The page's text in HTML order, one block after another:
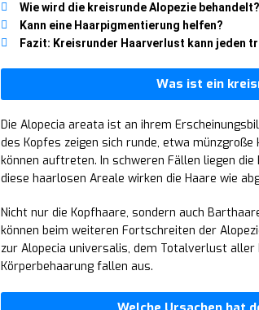
Wie wird die kreisrunde Alopezie behandelt?
Kann eine Haarpigmentierung helfen?
Fazit: Kreisrunder Haarverlust kann jeden
Was ist ein
Die Alopecia areata ist an ihrem
des Kopfes zeigen sich runde, etwa
können auftreten. In schweren Fällen liegen
diese haarlosen Areale wirken die Haare wie
Nicht nur die Kopfhaare, sondern auch
können beim weiteren Fortschreiten der
zur Alopecia universalis, dem Totalverlust aller
Körperbehaarung fallen aus.